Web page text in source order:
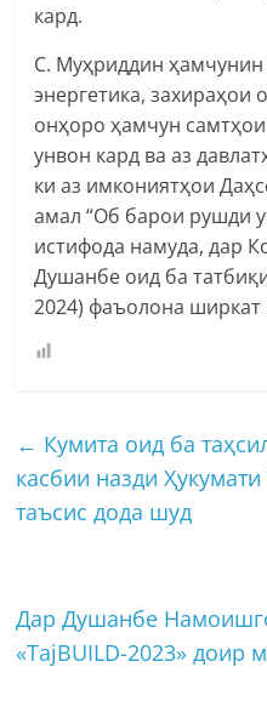
кард.
С. Муҳриддин
энергетика, захираҳои
онҳоро ҳамчун
унвон кард ва аз
ки аз имкониятҳои
амал “Об барои рушди
истифода намуда, дар
Душанбе оид ба
2024) фаъолона
← Кумита оид ба
касбии назди
таъсис дода шуд
Дар Душанбе
«TajBUILD-2023» доир